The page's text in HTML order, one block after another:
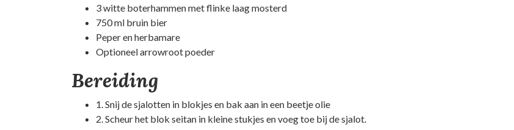
3 witte boterhammen met flinke laag mosterd
750 ml bruin bier
Peper en herbamare
Optioneel arrowroot poeder
Bereiding
1. Snij de sjalotten in blokjes en bak aan in een beetje olie
2. Scheur het blok seitan in kleine stukjes en voeg toe bij de sjalot.